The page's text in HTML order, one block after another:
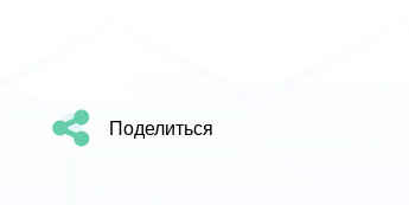
Поделиться